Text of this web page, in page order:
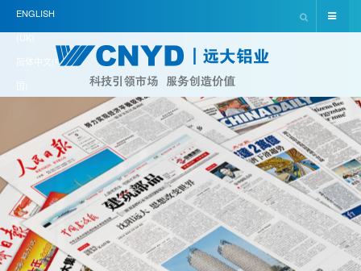
ENGLISH
(UK)
简体中文(中
国)